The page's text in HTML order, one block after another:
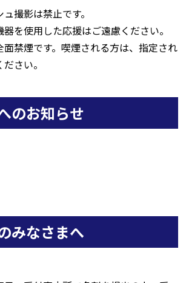
撮影は禁止です。
を使用した応援はご遠慮ください。
禁煙です。喫煙される方は、指定され
さい。
のお知らせ
みなさまへ